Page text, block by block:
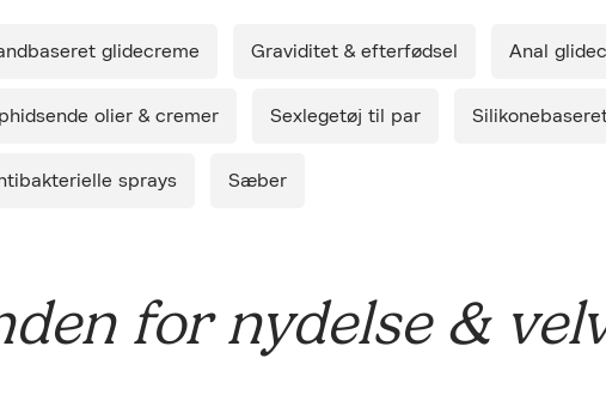
*Køb minimum 1 produkt og få Smile
Intimservietterne er lavet af bio-
glidecreme Graviditet & efterfødsel Anal
olier & cremer Sexlegetøj til par
sprays Sæber
for nydelse &
Diskret levering.